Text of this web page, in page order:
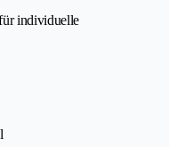
individuelle